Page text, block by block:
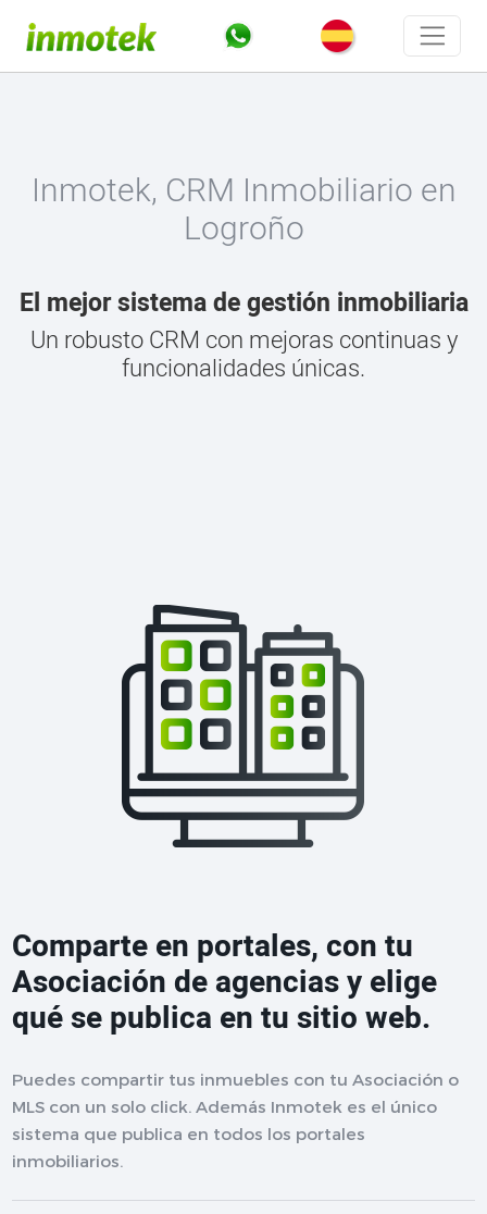
Inmotek, CRM Inmobiliario en
Logroño
El mejor sistema de gestión inmobiliaria
Un robusto CRM con mejoras continuas y
funcionalidades únicas.
Comparte en portales, con tu
Asociación de agencias y elige
qué se publica en tu sitio web.
Puedes compartir tus inmuebles con tu Asociación o
MLS con un solo click. Además Inmotek es el único
sistema que publica en todos los portales
inmobiliarios.